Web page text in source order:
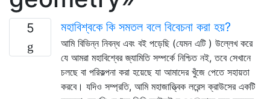
5 মহাবিশ্বকে কি সমতল বলে বিবেচনা করা হয়?
আমি বিভিন্ন নিবন্ধ এবং বই পড়েছি (যেমন এটি ) উল্লেখ করে
যে আমরা মহাবিশ্বের জ্যামিতি সম্পর্কে নিশ্চিত নই, তবে সেখানে
চলছে বা পরিকল্পনা করা হয়েছে যা আমাদের খুঁজে পেতে সহায়তা
করবে। যদিও সম্প্রতি, আমি মহাজাত্ত্বিক লরেন্স ক্রাউসের একটি